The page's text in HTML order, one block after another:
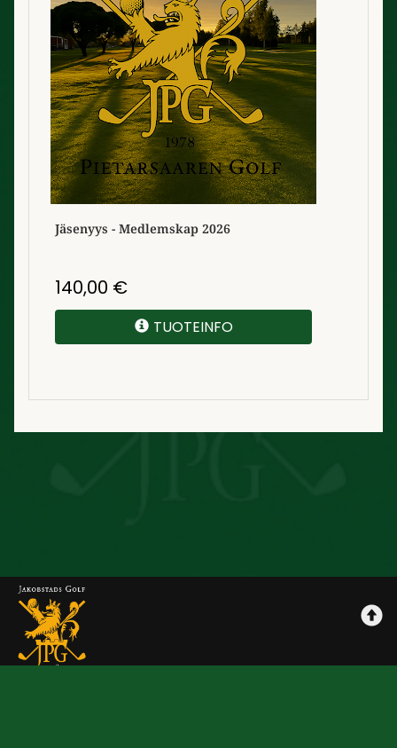
Jäsenyys - Medlemskap 2026
140,00 €
TUOTEINFO